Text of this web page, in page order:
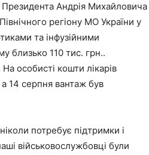
Президента Андрія Михайловича
регіону МО України у
та інфузійними
близько 110 тис. грн..
На особисті кошти лікарів
а 14 серпня вантаж був
потребує підтримки і
військовослужбовці були